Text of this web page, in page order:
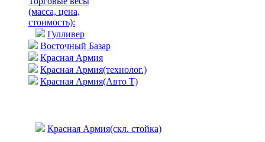
(масса, цена,
стоимость):
Гулливер
Восточный Базар
Красная Армия
Красная Армия(технолог.)
Красная Армия(Авто Т)
Красная Армия(скл. стойка)